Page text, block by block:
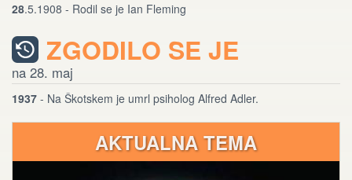
28.5.1908 - Rodil se je Ian Fleming
ZGODILO SE JE
na 28. maj
1937 - Na Škotskem je umrl psiholog Alfred Adler.
AKTUALNA TEMA